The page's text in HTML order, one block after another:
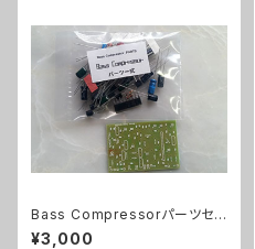
Bass Compressorパーツセッ
ト
¥3,000